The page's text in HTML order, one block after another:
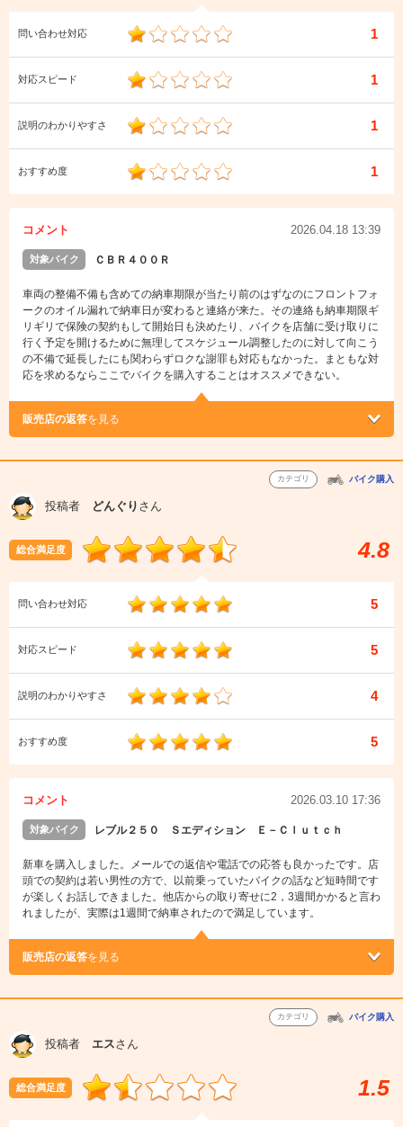
問い合わせ対応 1
対応スピード 1
説明のわかりやすさ 1
おすすめ度 1
コメント 2026.04.18 13:39
対象バイク ＣＢＲ４００Ｒ
車両の整備不備も含めての納車期限が当たり前のはずなのにフロントフォ
ークのオイル漏れで納車日が変わると連絡が来た。その連絡も納車期限ギ
リギリで保険の契約もして開始日も決めたり、バイクを店舗に受け取りに
行く予定を開けるために無理してスケジュール調整したのに対して向こう
の不備で延長したにも関わらずロクな謝罪も対応もなかった。まともな対
応を求めるならここでバイクを購入することはオススメできない。
販売店の返答を見る
カテゴリ バイク購入
投稿者 どんぐり さん
総合満足度 4.8
問い合わせ対応 5
対応スピード 5
説明のわかりやすさ 4
おすすめ度 5
コメント 2026.03.10 17:36
対象バイク レブル２５０ Ｓエディション Ｅ－Ｃｌｕｔｃｈ
新車を購入しました。メールでの返信や電話での応答も良かったです。店
頭での契約は若い男性の方で、以前乗っていたバイクの話など短時間です
が楽しくお話しできました。他店からの取り寄せに2，3週間かかると言わ
れましたが、実際は1週間で納車されたので満足しています。
販売店の返答を見る
カテゴリ バイク購入
投稿者 エスさん
総合満足度 1.5